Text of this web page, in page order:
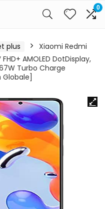
0
plus
Xiaomi Redmi
AMOLED DotDisplay,
67W Turbo Charge
Globale]